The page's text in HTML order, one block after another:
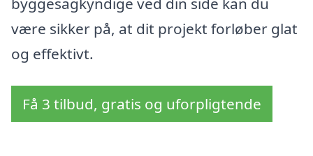
være sikker på, at dit projekt forløber glat
og effektivt.
Få 3 tilbud, gratis og uforpligtende